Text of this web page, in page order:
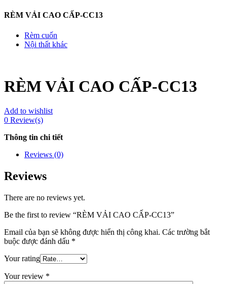
RÈM VẢI CAO CẤP-CC13
Rèm cuốn
Nội thất khác
RÈM VẢI CAO CẤP-CC13
Add to wishlist
0 Review(s)
Thông tin chi tiết
Reviews (0)
Reviews
There are no reviews yet.
Be the first to review “RÈM VẢI CAO CẤP-CC13”
Email của bạn sẽ không được hiển thị công khai. Các trường bắt
buộc được đánh dấu *
Your rating
Your review *